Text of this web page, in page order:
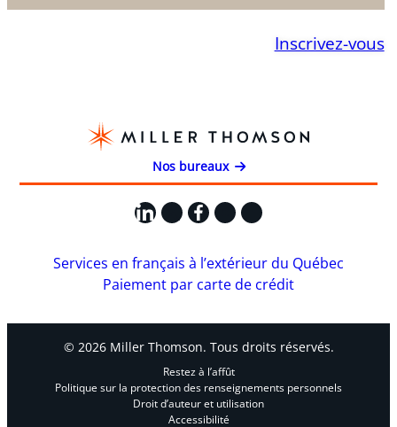
Inscrivez-vous
Nos bureaux
LinkedIn
X Facebook
Instagram
YouTube
Services en français à l’extérieur du Québec
Paiement par carte de crédit
© 2026 Miller Thomson. Tous droits réservés.
Restez à l’affût
Politique sur la protection des renseignements personnels
Droit d’auteur et utilisation
Accessibilité